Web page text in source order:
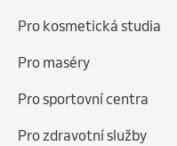
Pro kosmetická studia
Pro maséry
Pro sportovní centra
Pro zdravotní služby